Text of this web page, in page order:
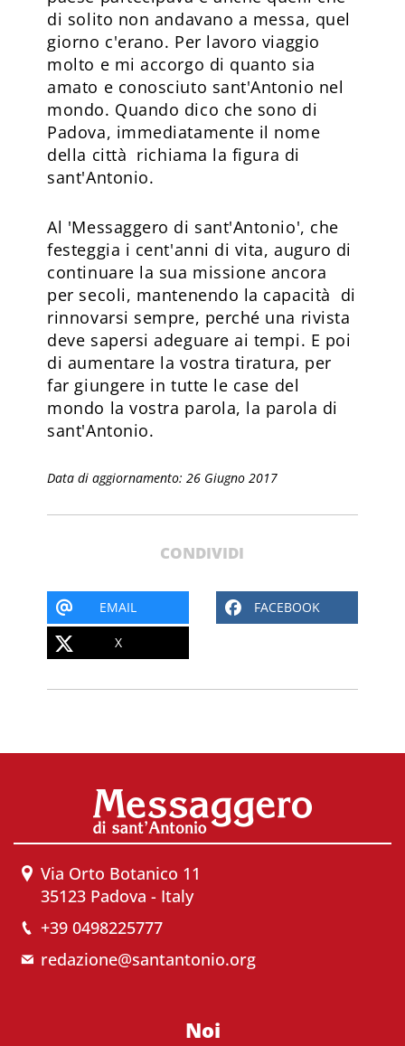
di solito non andavano a messa, quel
giorno c'erano. Per lavoro viaggio
molto e mi accorgo di quanto sia
amato e conosciuto sant'Antonio nel
mondo. Quando dico che sono di
Padova, immediatamente il nome
della città richiama la figura di
sant'Antonio.
Al 'Messaggero di sant'Antonio', che
festeggia i cent'anni di vita, auguro di
continuare la sua missione ancora
per secoli, mantenendo la capacità di
rinnovarsi sempre, perché una rivista
deve sapersi adeguare ai tempi. E poi
di aumentare la vostra tiratura, per
far giungere in tutte le case del
mondo la vostra parola, la parola di
sant'Antonio.
Data di aggiornamento: 26 Giugno 2017
CONDIVIDI
EMAIL FACEBOOK
X
Via Orto Botanico 11
35123 Padova - Italy
+39 0498225777
redazione@santantonio.org
Noi